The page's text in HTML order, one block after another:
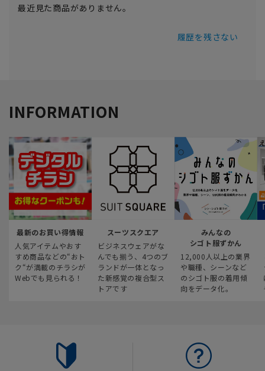
最近見た商品がありません。
履歴を残さない
INFORMATION
最新のお買い得情報
人気アイテムやおす
すめ商品などの“おト
ク“が満載のチラシが
Webでも見られる！
スーツスクエア
ビジネスウェアがな
んでも揃う、4つのブ
ランドが一体となっ
た新感覚の複合型ス
トアです
みんなの
シゴト服ずかん
12,000人以上の業界
や職種、シーンなど
のシゴト服の着用傾
向をデータ化。